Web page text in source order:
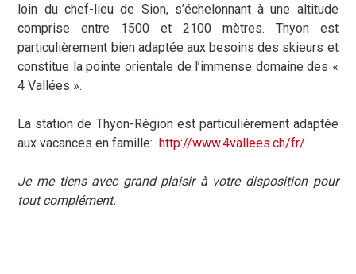
loin du chef-lieu de Sion, s’échelonnant à une altitude
comprise entre 1500 et 2100 mètres. Thyon est
particulièrement bien adaptée aux besoins des skieurs et
constitue la pointe orientale de l’immense domaine des «
4 Vallées ».
La station de Thyon-Région est particulièrement adaptée
aux vacances en famille:http://www.4vallees.ch/fr/
Je me tiens avec grand plaisir à votre disposition pour
tout complément.